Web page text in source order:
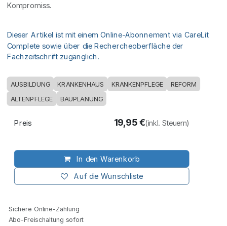
Kompromiss.
Dieser Artikel ist mit einem Online-Abonnement via CareLit
Complete sowie über die Rechercheoberfläche der
Fachzeitschrift zugänglich.
AUSBILDUNG KRANKENHAUS KRANKENPFLEGE REFORM
ALTENPFLEGE BAUPLANUNG
In den Warenkorb
Auf die Wunschliste
Preis 19,95€(inkl. Steuern)
Sichere Online-Zahlung
Abo-Freischaltung sofort